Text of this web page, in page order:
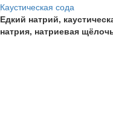
Каустическая сода
Едкий натрий,
натрия, натриевая